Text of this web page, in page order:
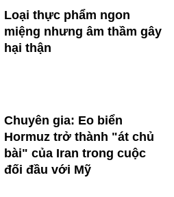
Loại thực phẩm ngon
miệng nhưng âm thầm gây
hại thận
Chuyên gia: Eo biển
Hormuz trở thành "át chủ
bài" của Iran trong cuộc
đối đầu với Mỹ